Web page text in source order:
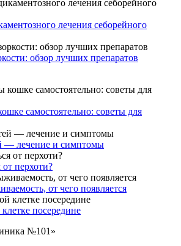
лечения себорейного
обзор лучших препаратов
самостоятельно: советы для
— лечение и симптомы
от перхоти?
от чего появляется
посередине
№101»